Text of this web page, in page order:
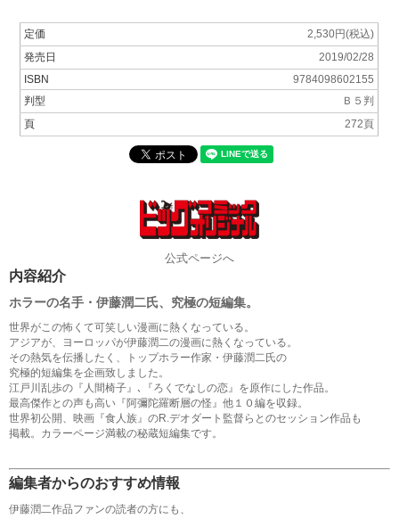
定価
2,530円(税込)
発売日
2019/02/28
ISBN
9784098602155
判型
Ｂ５判
頁
272頁
公式ページへ
内容紹介
ホラーの名手・伊藤潤二氏、究極の短編集。
世界がこの怖くて可笑しい漫画に熱くなっている。
アジアが、ヨーロッパが伊藤潤二の漫画に熱くなっている。
その熱気を伝播したく、トップホラー作家・伊藤潤二氏の
究極的短編集を企画致しました。
江戸川乱歩の『人間椅子』､『ろくでなしの恋』を原作にした作品。
最高傑作との声も高い『阿彌陀羅断層の怪』他１０編を収録。
世界初公開、映画『食人族』のR.デオダート監督らとのセッション作品も
掲載。カラーページ満載の秘蔵短編集です。
編集者からのおすすめ情報
伊藤潤二作品ファンの読者の方にも、